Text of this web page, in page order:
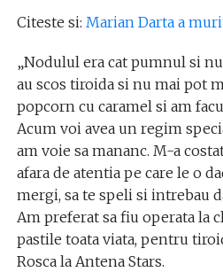
Citeste si: Marian Darta a
„Nodulul era cat pumnul si
au scos tiroida si nu mai pot
popcorn cu caramel si am
Acum voi avea un regim
am voie sa mananc. M-a
afara de atentia pe care le o
mergi, sa te speli si intrebau
Am preferat sa fiu operata la
pastile toata viata, pentru
Rosca la Antena Stars.